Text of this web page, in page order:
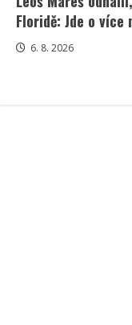
Floridě: Jde o více
6. 8. 2026